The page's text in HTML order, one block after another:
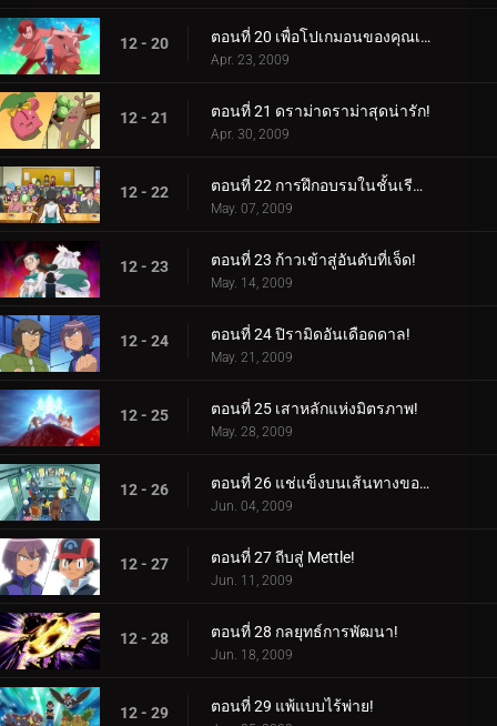
12 - 20 ตอนที่ 20 เพื่อโปเกมอนของคุณเอง จงเป็นจริง!
Apr. 23, 2009
12 - 21 ตอนที่ 21 ดราม่าดราม่าสุดน่ารัก!
Apr. 30, 2009
12 - 22 ตอนที่ 22 การฝึกอบรมในชั้นเรียน!
May. 07, 2009
12 - 23 ตอนที่ 23 ก้าวเข้าสู่อันดับที่เจ็ด!
May. 14, 2009
12 - 24 ตอนที่ 24 ปิรามิดอันเดือดดาล!
May. 21, 2009
12 - 25 ตอนที่ 25 เสาหลักแห่งมิตรภาพ!
May. 28, 2009
12 - 26 ตอนที่ 26 แช่แข็งบนเส้นทางของพวกเขา!
Jun. 04, 2009
12 - 27 ตอนที่ 27 ถีบสู่ Mettle!
Jun. 11, 2009
12 - 28 ตอนที่ 28 กลยุทธ์การพัฒนา!
Jun. 18, 2009
12 - 29 ตอนที่ 29 แพ้แบบไร้พ่าย!